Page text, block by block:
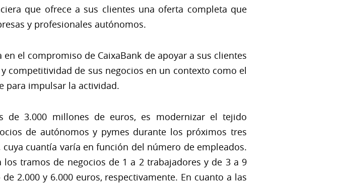
que ofrece a sus clientes una oferta completa que
y profesionales autónomos.
el compromiso de CaixaBank de apoyar a sus clientes
competitividad de sus negocios en un contexto como el
para impulsar la actividad.
de 3.000 millones de euros, es modernizar el tejido
de autónomos y pymes durante los próximos tres
cuantía varía en función del número de empleados.
tramos de negocios de 1 a 2 trabajadores y de 3 a 9
2.000 y 6.000 euros, respectivamente. En cuanto a las